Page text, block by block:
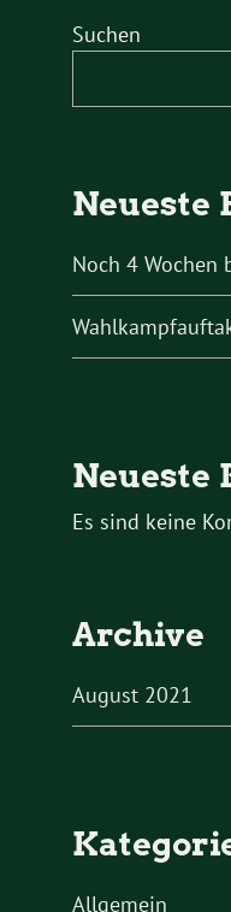
Suchen
Neueste
Noch 4 Wochen
Neueste
Es sind keine
Archive
August 2021
Allgemein